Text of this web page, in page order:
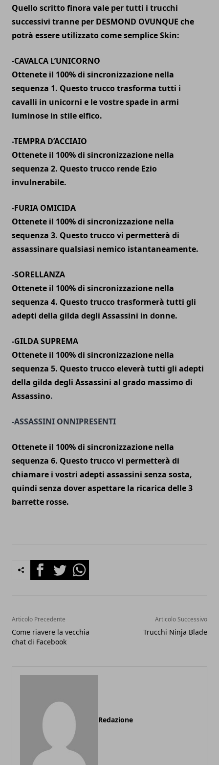
Quello scritto finora vale per tutti i trucchi
successivi tranne per DESMOND OVUNQUE che
potrà essere utilizzato come semplice Skin:
-CAVALCA L’UNICORNO
Ottenete il 100% di sincronizzazione nella
sequenza 1. Questo trucco trasforma tutti i
cavalli in unicorni e le vostre spade in armi
luminose in stile elfico.
-TEMPRA D’ACCIAIO
Ottenete il 100% di sincronizzazione nella
sequenza 2. Questo trucco rende Ezio
invulnerabile.
-FURIA OMICIDA
Ottenete il 100% di sincronizzazione nella
sequenza 3. Questo trucco vi permetterà di
assassinare qualsiasi nemico istantaneamente.
-SORELLANZA
Ottenete il 100% di sincronizzazione nella
sequenza 4. Questo trucco trasformerà tutti gli
adepti della gilda degli Assassini in donne.
-GILDA SUPREMA
Ottenete il 100% di sincronizzazione nella
sequenza 5. Questo trucco eleverà tutti gli adepti
della gilda degli Assassini al grado massimo di
Assassino.
-ASSASSINI ONNIPRESENTI
Ottenete il 100% di sincronizzazione nella
sequenza 6. Questo trucco vi permetterà di
chiamare i vostri adepti assassini senza sosta,
quindi senza dover aspettare la ricarica delle 3
barrette rosse.
FacebookTwitterWhatsapp
Articolo Precedente
Come riavere la vecchia
chat di Facebook
Articolo Successivo
Trucchi Ninja Blade
Redazione